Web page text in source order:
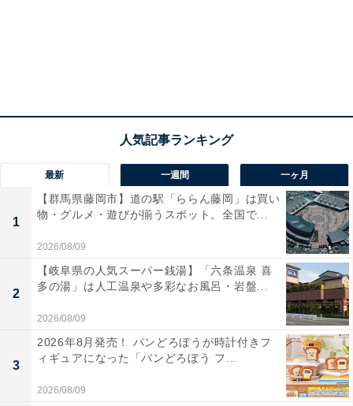
最新 一週間 一ヶ月
1
【群馬県藤岡市】道の駅「ららん藤岡」は買い
物・グルメ・遊びが揃うスポット。全国で...
2026/08/09
2
【岐阜県の人気スーパー銭湯】「六条温泉 喜
多の湯」は人工温泉や多彩なお風呂・岩盤...
2026/08/09
3
2026年8月発売！ パンどろぼうが時計付きフ
ィギュアになった「パンどろぼう フ...
2026/08/09